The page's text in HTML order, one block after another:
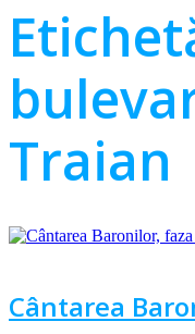
Traian
Cântarea